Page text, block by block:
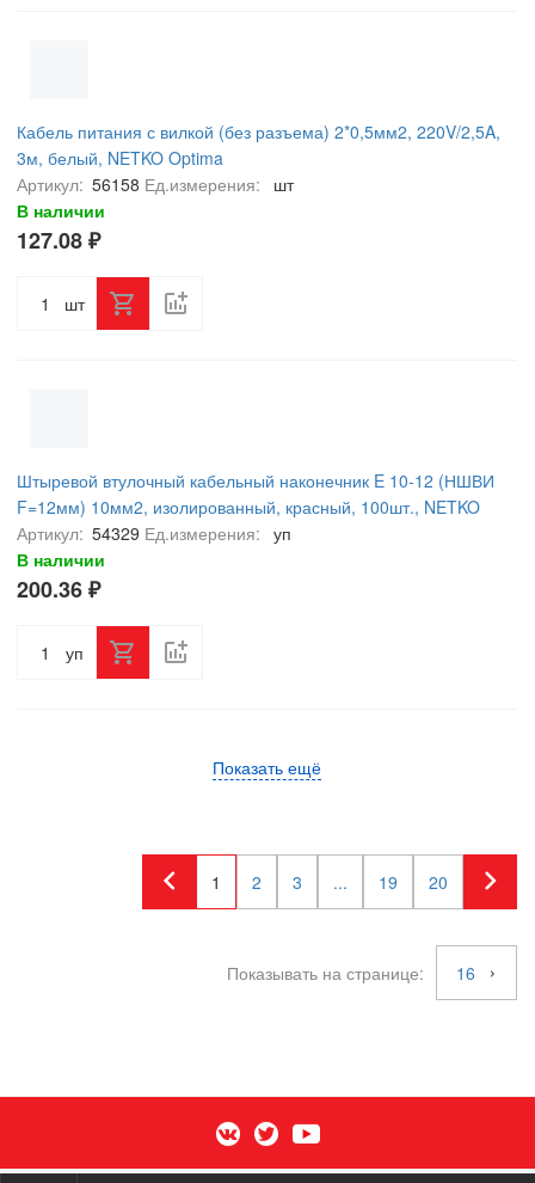
Кабель питания с вилкой (без разъема) 2*0,5мм2, 220V/2,5A,
3м, белый, NETKO Optima
Артикул: 56158 Ед.измерения:
шт
В наличии
127.08 ₽
шт
Штыревой втулочный кабельный наконечник E 10-12 (НШВИ
F=12мм) 10мм2, изолированный, красный, 100шт., NETKO
Optima
Артикул: 54329 Ед.измерения: уп
В наличии
200.36 ₽
уп
Показать ещё
1 2 3 ... 19 20
Показывать на странице: 16